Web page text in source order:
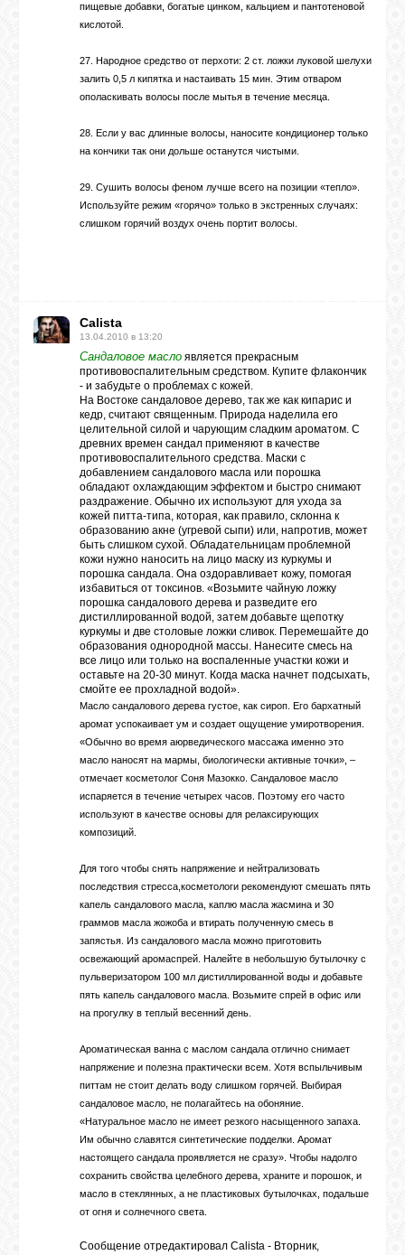
пищевые добавки, богатые цинком, кальцием и пантотеновой
кислотой.
27. Народное средство от перхоти: 2 ст. ложки луковой шелухи
залить 0,5 л кипятка и настаивать 15 мин. Этим отваром
ополаскивать волосы после мытья в течение месяца.
28. Если у вас длинные волосы, наносите кондиционер только
на кончики так они дольше останутся чистыми.
29. Сушить волосы феном лучше всего на позиции «тепло».
Используйте режим «горячо» только в экстренных случаях:
слишком горячий воздух очень портит волосы.
Calista
13.04.2010 в 13:20
Сандаловое масло является прекрасным
противовоспалительным средством. Купите флакончик
- и забудьте о проблемах с кожей.
На Востоке сандаловое дерево, так же как кипарис и
кедр, считают священным. Природа наделила его
целительной силой и чарующим сладким ароматом. С
древних времен сандал применяют в качестве
противовоспалительного средства. Маски с
добавлением сандалового масла или порошка
обладают охлаждающим эффектом и быстро снимают
раздражение. Обычно их используют для ухода за
кожей питта-типа, которая, как правило, склонна к
образованию акне (угревой сыпи) или, напротив, может
быть слишком сухой. Обладательницам проблемной
кожи нужно наносить на лицо маску из куркумы и
порошка сандала. Она оздоравливает кожу, помогая
избавиться от токсинов. «Возьмите чайную ложку
порошка сандалового дерева и разведите его
дистиллированной водой, затем добавьте щепотку
куркумы и две столовые ложки сливок. Перемешайте до
образования однородной массы. Нанесите смесь на
все лицо или только на воспаленные участки кожи и
оставьте на 20-30 минут. Когда маска начнет подсыхать,
смойте ее прохладной водой».
Масло сандалового дерева густое, как сироп. Его бархатный
аромат успокаивает ум и создает ощущение умиротворения.
«Обычно во время аюрведического массажа именно это
масло наносят на мармы, биологически активные точки», –
отмечает косметолог Соня Мазокко. Сандаловое масло
испаряется в течение четырех часов. Поэтому его часто
используют в качестве основы для релаксирующих
композиций.
Для того чтобы снять напряжение и нейтрализовать
последствия стресса,косметологи рекомендуют смешать пять
капель сандалового масла, каплю масла жасмина и 30
граммов масла жожоба и втирать полученную смесь в
запястья. Из сандалового масла можно приготовить
освежающий аро­ма­спрей. Налейте в небольшую бутылочку с
пульверизатором 100 мл дистиллированной воды и добавьте
пять капель сандалового масла. Возьмите спрей в офис или
на прогулку в теплый весенний день.
Ароматическая ванна с маслом сандала отлично снимает
напряжение и полезна практически всем. Хотя вспыльчивым
питтам не стоит делать воду слишком горячей. Выбирая
сандаловое масло, не полагайтесь на обоняние.
«Натуральное масло не имеет резкого насыщенного запаха.
Им обычно славятся син­те­ти­че­ские подделки. Аромат
настоящего сандала проявляется не сразу». Чтобы надолго
сохранить свойства целебного дерева, храните и порошок, и
масло в стеклянных, а не пластиковых бутылочках, подальше
от огня и солнечного света.
Сообщение отредактировал Calista - Вторник,